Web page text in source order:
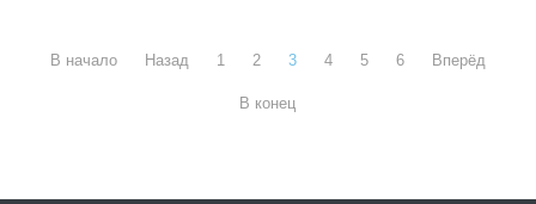
В начало Назад 1 2 3 4 5 6 Вперёд
В конец